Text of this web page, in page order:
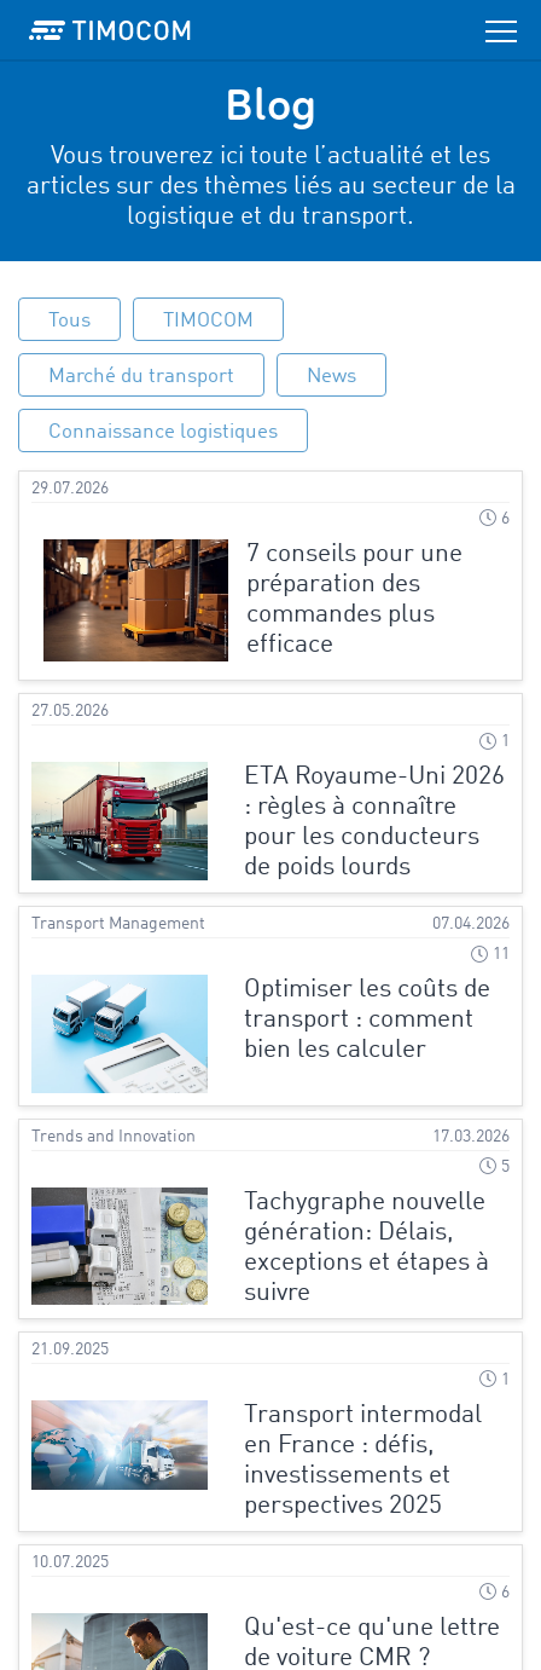
Blog
Vous trouverez ici toute l’actualité et les
articles sur des thèmes liés au secteur de la
logistique et du transport.
Tous TIMOCOM
Marché du transport News
Connaissance logistiques
29.07.2026
6
7 conseils pour une
préparation des
commandes plus
efficace
27.05.2026
1
ETA Royaume-Uni 2026
: règles à connaître
pour les conducteurs
de poids lourds
Transport Management
07.04.2026
11
Optimiser les coûts de
transport : comment
bien les calculer
Trends and Innovation
17.03.2026
5
Tachygraphe nouvelle
génération: Délais,
exceptions et étapes à
suivre
21.09.2025
1
Transport intermodal
en France : défis,
investissements et
perspectives 2025
10.07.2025
6
Qu'est-ce qu'une lettre
de voiture CMR ?